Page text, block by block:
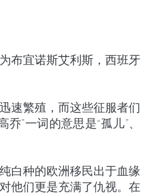
布宜诺斯艾利斯，西班牙
速繁殖，而这些征服者们
”一词的意思是“孤儿”、
白种的欧洲移民出于血缘
他们更是充满了仇视。在